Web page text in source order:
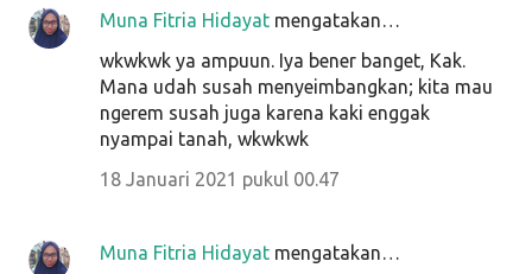
Muna Fitria Hidayat mengatakan…
wkwkwk ya ampuun. Iya bener banget, Kak.
Mana udah susah menyeimbangkan; kita mau
ngerem susah juga karena kaki enggak
nyampai tanah, wkwkwk
18 Januari 2021 pukul 00.47
Muna Fitria Hidayat mengatakan…